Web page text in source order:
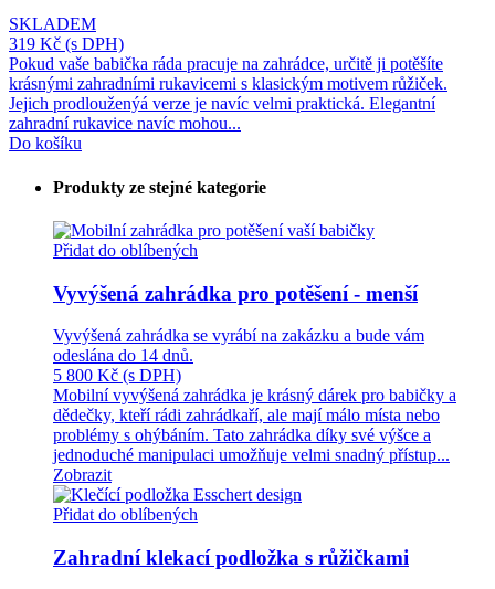
SKLADEM
319 Kč (s DPH)
Pokud vaše babička ráda pracuje na zahrádce, určitě ji potěšíte
krásnými zahradními rukavicemi s klasickým motivem růžiček.
Jejich prodlouženýá verze je navíc velmi praktická. Elegantní
zahradní rukavice navíc mohou...
Do košíku
Produkty ze stejné kategorie
Přidat do oblíbených
Vyvýšená zahrádka pro potěšení - menší
Vyvýšená zahrádka se vyrábí na zakázku a bude vám
odeslána do 14 dnů.
5 800 Kč (s DPH)
Mobilní vyvýšená zahrádka je krásný dárek pro babičky a
dědečky, kteří rádi zahrádkaří, ale mají málo místa nebo
problémy s ohýbáním. Tato zahrádka díky své výšce a
jednoduché manipulaci umožňuje velmi snadný přístup...
Zobrazit
Přidat do oblíbených
Zahradní klekací podložka s růžičkami